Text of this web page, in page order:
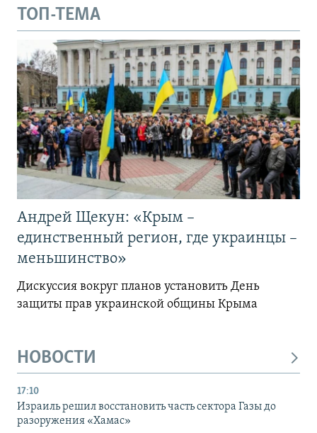
ТОП-ТЕМА
Андрей Щекун: «Крым –
единственный регион, где украинцы –
меньшинство»
Дискуссия вокруг планов установить День
защиты прав украинской общины Крыма
НОВОСТИ
17:10
Израиль решил восстановить часть сектора Газы до
разоружения «Хамас»